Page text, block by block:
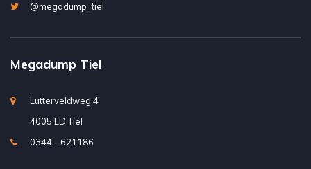
@megadump_tiel
Megadump Tiel
Lutterveldweg 4
4005 LD Tiel
0344 - 621186